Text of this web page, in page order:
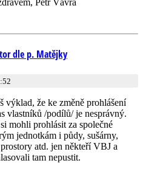
Petr Vávra
dle p. Matějky
výklad, že ke změně prohlášení
vlastníků /podílů/ je nesprávný.
mohli prohlásit za společné
jednotkám i půdy, sušárny,
atd. jen někteří VBJ a
tam nepustit.